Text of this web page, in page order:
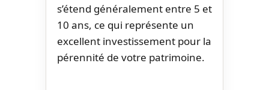
s’étend généralement entre 5 et
10 ans, ce qui représente un
excellent investissement pour la
pérennité de votre patrimoine.